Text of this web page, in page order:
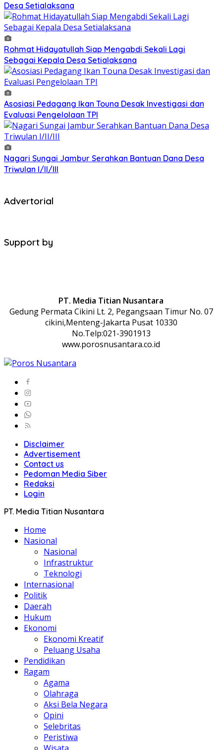
Desa Setialaksana
Rohmat Hidayatullah Siap Mengabdi Sekali Lagi
Sebagai Kepala Desa Setialaksana
Asosiasi Pedagang Ikan Touna Desak Investigasi dan
Evaluasi Pengelolaan TPI
Nagari Sungai Jambur Serahkan Bantuan Dana Desa
Triwulan I/II/III
Advertorial
Support by
PT. Media Titian Nusantara
Gedung Permata Cikini Lt. 2, Pegangsaan Timur No. 07
cikini,Menteng-Jakarta Pusat 10330
No.Telp:021-3901913
www.porosnusantara.co.id
Disclaimer
Advertisement
Contact us
Pedoman Media Siber
Redaksi
Login
PT. Media Titian Nusantara
Home
Nasional
Nasional
Infrastruktur
Teknologi
Internasional
Politik
Daerah
Hukum
Ekonomi
Ekonomi Kreatif
Peluang Usaha
Pendidikan
Ragam
Agama
Olahraga
Aksi Bela Negara
Opini
Selebritas
Peristiwa